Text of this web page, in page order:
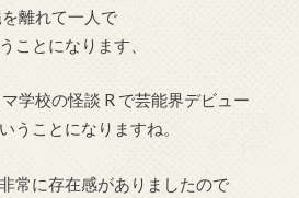
離れて一人で
ことになります、
学校の怪談 R で芸能界デビュー
うことになりますね。
常に存在感がありましたので